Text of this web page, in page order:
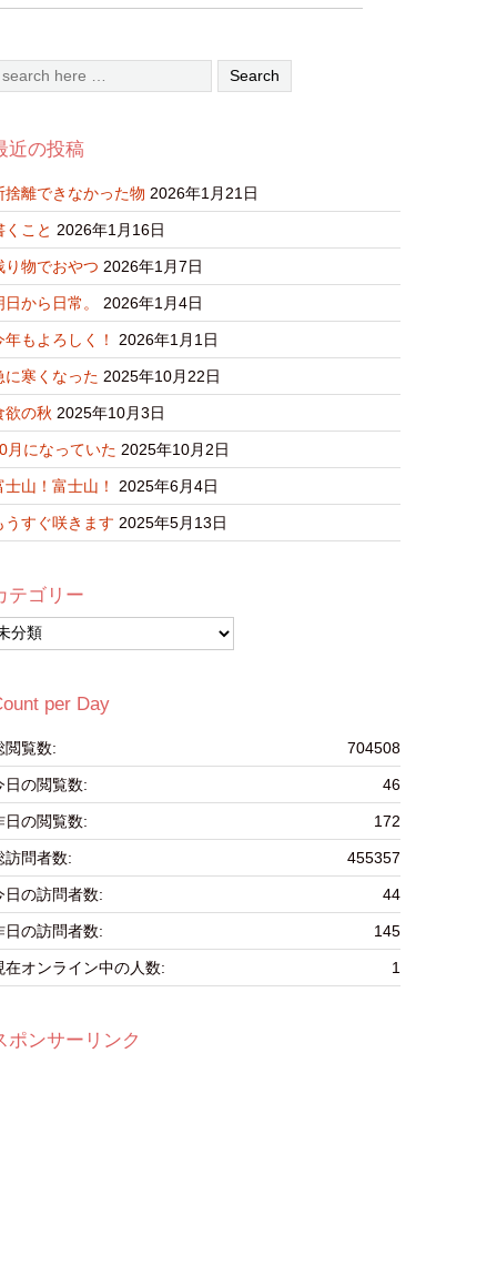
近の投稿
捨離できなかった物 2026年1月21日
くこと 2026年1月16日
り物でおやつ 2026年1月7日
日から日常。 2026年1月4日
年もよろしく！ 2026年1月1日
に寒くなった 2025年10月22日
欲の秋 2025年10月3日
月になっていた 2025年10月2日
士山！富士山！ 2025年6月4日
うすぐ咲きます 2025年5月13日
テゴリー
per Day
704508
閲覧数:
46
日の閲覧数:
172
日の閲覧数:
455357
訪問者数:
44
日の訪問者数:
145
日の訪問者数:
1
在オンライン中の人数:
ポンサーリンク